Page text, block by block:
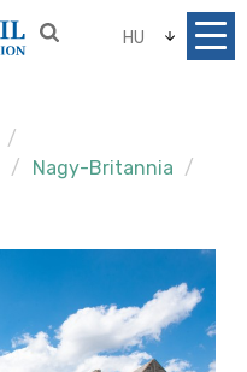
HU
Nagy-Britannia